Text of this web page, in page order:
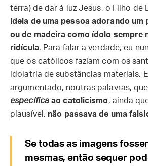
terra) de dar à luz Jesus, o Filho de
ideia de uma pessoa adorando um
ou de madeira como ídolo sempre
ridícula. Para falar a verdade, eu
que os católicos faziam com os
idolatria de substâncias materiais.
argumentado, noutras palavras, que
específica ao catolicismo, ainda
plausível, não passava de uma
Se todas as imagens
mesmas, então sequer